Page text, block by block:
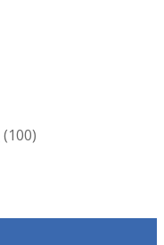
(100)